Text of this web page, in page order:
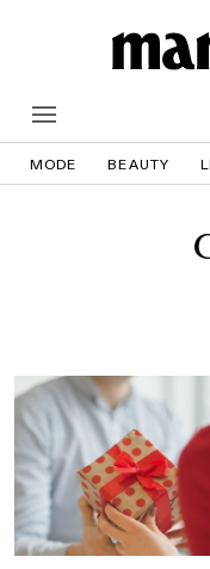
MODE BEAUTY